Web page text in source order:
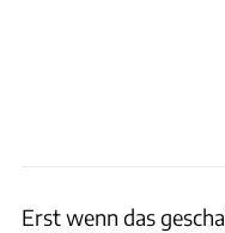
Erst wenn das